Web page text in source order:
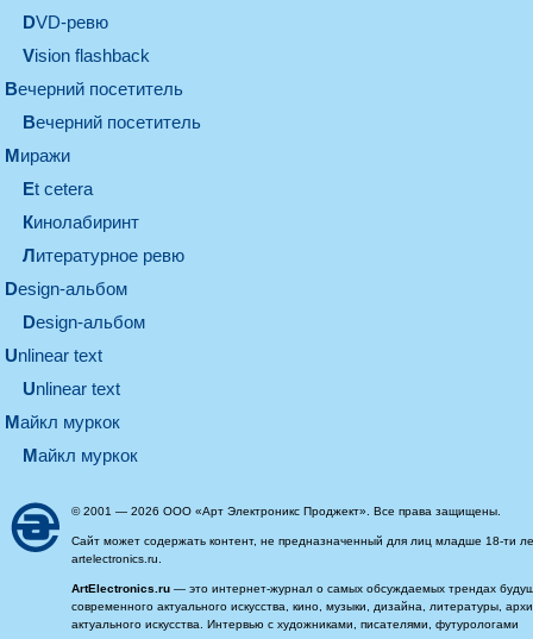
DVD-ревю
Vision flashback
вечерний посетитель
вечерний посетитель
миражи
et cetera
кинолабиринт
литературное ревю
design-альбом
design-альбом
unlinear text
Unlinear text
майкл муркок
майкл муркок
© 2001 — 2026 ООО «Арт Электроникс Проджект». Все права защищены.
Сайт может содержать контент, не предназначенный для лиц младше 18-ти
artelectronics.ru.
ArtElectronics.ru — это интернет-журнал о самых обсуждаемых трендах
современного актуального искусства, кино, музыки, дизайна, литературы,
актуального искусства. Интервью с художниками, писателями, футурологами